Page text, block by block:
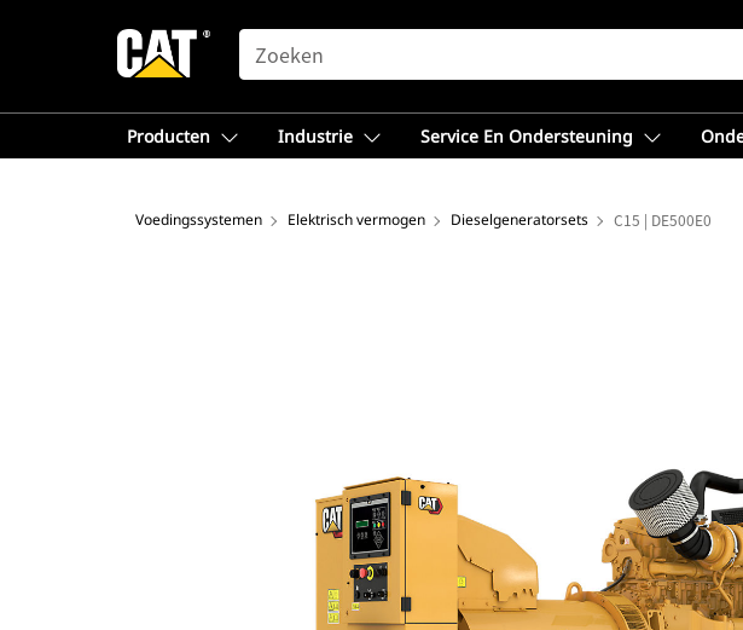
SEARCH
Producten Industrie Service En Ondersteuning
Voedingssystemen Elektrisch vermogen Dieselgeneratorsets C15 | DE500E0